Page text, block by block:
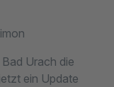
Urach die
ein Update